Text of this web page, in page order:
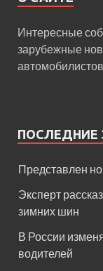
Интересные
зарубежные
ПОСЛЕДНИЕ
Представлен
Эксперт
зимних шин
В России
водителей